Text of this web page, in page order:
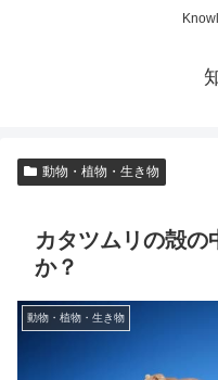
動物・植物・生き物
カタツムリの殻の
か？
動物・植物・生き物